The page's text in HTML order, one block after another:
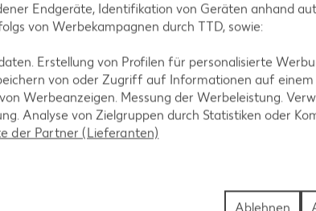
Muffin-Rezepte
Schokokuchen-Rezepte
Torten-Rezepte
Endgeräte, Identifikation von Geräten anhand
von Werbekampagnen durch TTD, sowie:
Erstellung von Profilen für personalisierte
von oder Zugriff auf Informationen auf
Werbeanzeigen. Messung der Werbeleistung.
Analyse von Zielgruppen durch Statistiken oder
der Partner (Lieferanten)
Ablehnen